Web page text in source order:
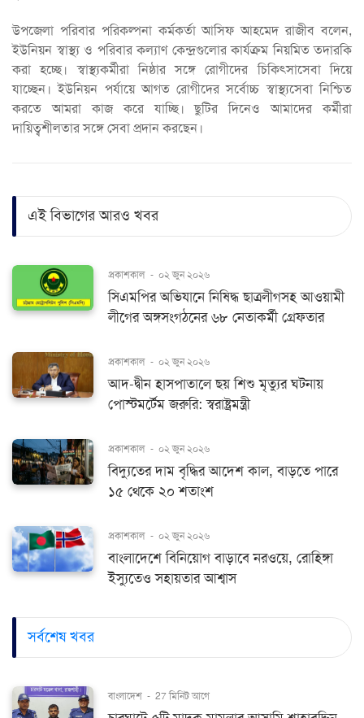
উপজেলা পরিবার পরিকল্পনা কর্মকর্তা আসিফ আহমেদ রাজীব বলেন,
ইউনিয়ন স্বাস্থ্য ও পরিবার কল্যাণ কেন্দ্রগুলোর কার্যক্রম নিয়মিত তদারকি
করা হচ্ছে। স্বাস্থ্যকর্মীরা নিষ্ঠার সঙ্গে রোগীদের চিকিৎসাসেবা দিয়ে
যাচ্ছেন। ইউনিয়ন পর্যায়ে আগত রোগীদের সর্বোচ্চ স্বাস্থ্যসেবা নিশ্চিত
করতে আমরা কাজ করে যাচ্ছি। ছুটির দিনেও আমাদের কর্মীরা
দায়িত্বশীলতার সঙ্গে সেবা প্রদান করছেন।
এই বিভাগের আরও খবর
প্রকাশকাল - ০২ জুন ২০২৬
সিএমপির অভিযানে নিষিদ্ধ ছাত্রলীগসহ আওয়ামী
লীগের অঙ্গসংগঠনের ৬৮ নেতাকর্মী গ্রেফতার
প্রকাশকাল - ০২ জুন ২০২৬
আদ-দ্বীন হাসপাতালে ছয় শিশু মৃত্যুর ঘটনায়
পোস্টমর্টেম জরুরি: স্বরাষ্ট্রমন্ত্রী
প্রকাশকাল - ০২ জুন ২০২৬
বিদ্যুতের দাম বৃদ্ধির আদেশ কাল, বাড়তে পারে
১৫ থেকে ২০ শতাংশ
প্রকাশকাল - ০২ জুন ২০২৬
বাংলাদেশে বিনিয়োগ বাড়াবে নরওয়ে, রোহিঙ্গা
ইস্যুতেও সহায়তার আশ্বাস
সর্বশেষ খবর
বাংলাদেশ - 27 মিনিট আগে